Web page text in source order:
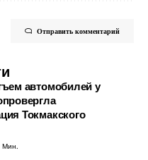
Отправить комментарий
автомобилей у
Токмакского
Мин.